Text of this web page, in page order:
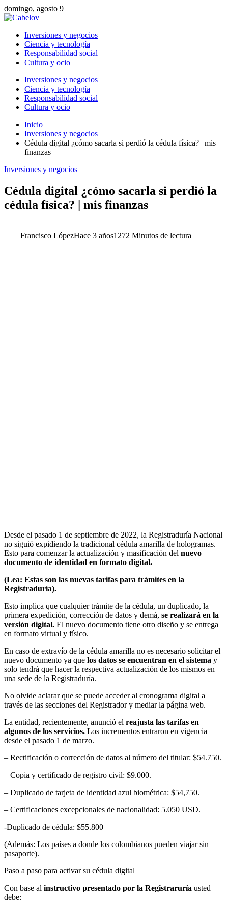
domingo, agosto 9
Inversiones y negocios
Ciencia y tecnología
Responsabilidad social
Cultura y ocio
Inversiones y negocios
Ciencia y tecnología
Responsabilidad social
Cultura y ocio
Inicio
Inversiones y negocios
Cédula digital ¿cómo sacarla si perdió la cédula física? | mis
finanzas
Inversiones y negocios
Cédula digital ¿cómo sacarla si perdió la
cédula física? | mis finanzas
Francisco LópezHace 3 años1272 Minutos de lectura
Desde el pasado 1 de septiembre de 2022, la Registraduría Nacional
no siguió expidiendo la tradicional cédula amarilla de hologramas.
Esto para comenzar la actualización y masificación del nuevo
documento de identidad en formato digital.
(Lea: Estas son las nuevas tarifas para trámites en la
Registraduría).
Esto implica que cualquier trámite de la cédula, un duplicado, la
primera expedición, corrección de datos y demá, se realizará en la
versión digital. El nuevo documento tiene otro diseño y se entrega
en formato virtual y físico.
En caso de extravío de la cédula amarilla no es necesario solicitar el
nuevo documento ya que los datos se encuentran en el sistema y
solo tendrá que hacer la respectiva actualización de los mismos en
una sede de la Registraduría.
No olvide aclarar que se puede acceder al cronograma digital a
través de las secciones del Registrador y mediar la página web.
La entidad, recientemente, anunció el reajusta las tarifas en
algunos de los servicios. Los incrementos entraron en vigencia
desde el pasado 1 de marzo.
– Rectificación o corrección de datos al número del titular: $54.750.
– Copia y certificado de registro civil: $9.000.
– Duplicado de tarjeta de identidad azul biométrica: $54,750.
– Certificaciones excepcionales de nacionalidad: 5.050 USD.
-Duplicado de cédula: $55.800
(Además: Los países a donde los colombianos pueden viajar sin
pasaporte).
Paso a paso para activar su cédula digital
Con base al instructivo presentado por la Registraruría usted
debe: